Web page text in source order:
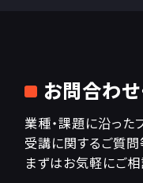
お問合わせ
業種・課題に沿った
受講に関するご質問
まずはお気軽にご相